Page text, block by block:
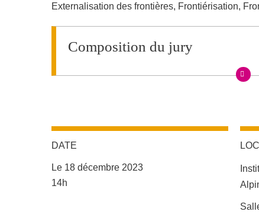
Externalisation des frontières, Frontiérisation,
Composition du jury
DATE
Le 18 décembre 2023
Complément date
14h